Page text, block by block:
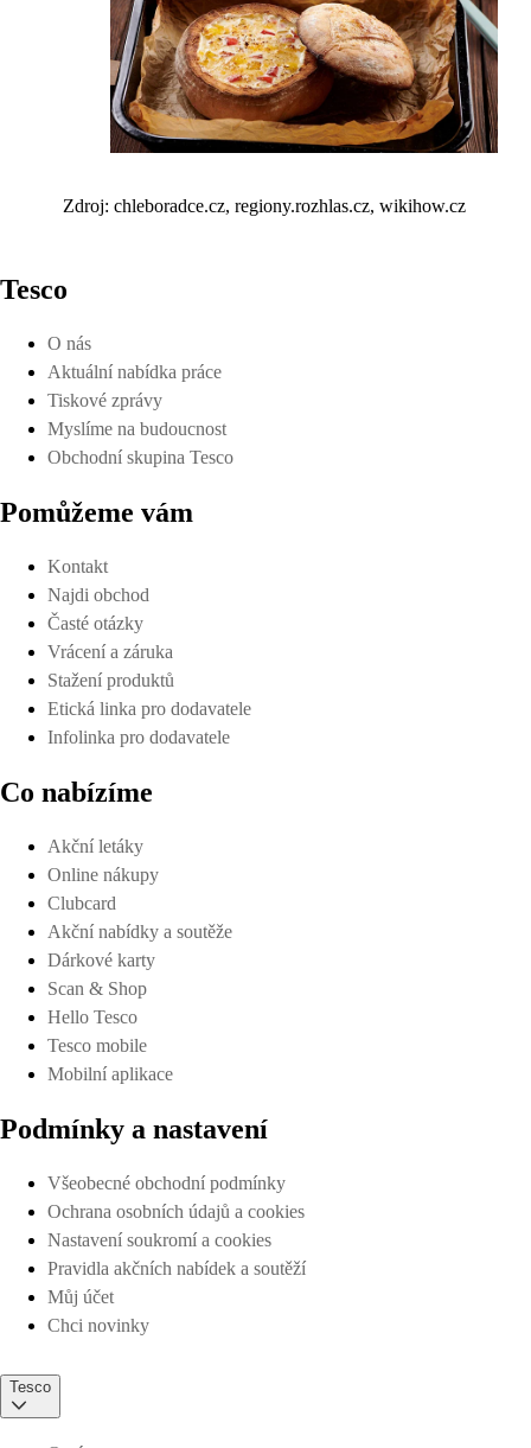
Zdroj: chleboradce.cz, regiony.rozhlas.cz, wikihow.cz
Tesco
O nás
Aktuální nabídka práce
Tiskové zprávy
Myslíme na budoucnost
Obchodní skupina Tesco
Pomůžeme vám
Kontakt
Najdi obchod
Časté otázky
Vrácení a záruka
Stažení produktů
Etická linka pro dodavatele
Infolinka pro dodavatele
Co nabízíme
Akční letáky
Online nákupy
Clubcard
Akční nabídky a soutěže
Dárkové karty
Scan & Shop
Hello Tesco
Tesco mobile
Mobilní aplikace
Podmínky a nastavení
Všeobecné obchodní podmínky
Ochrana osobních údajů a cookies
Nastavení soukromí a cookies
Pravidla akčních nabídek a soutěží
Můj účet
Chci novinky
Tesco